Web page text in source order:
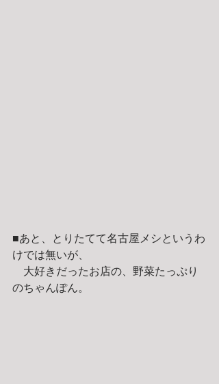
■あと、とりたてて名古屋メシというわ
けでは無いが、
大好きだったお店の、野菜たっぷり
のちゃんぽん。